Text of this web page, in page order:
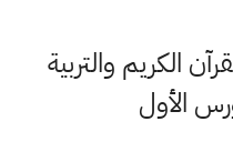
الكريم والتربية
الأول